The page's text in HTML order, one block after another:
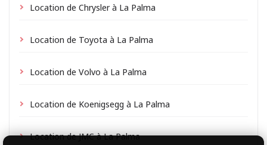
Location de Chrysler à La Palma
Location de Toyota à La Palma
Location de Volvo à La Palma
Location de Koenigsegg à La Palma
Location de JMC à La Palma